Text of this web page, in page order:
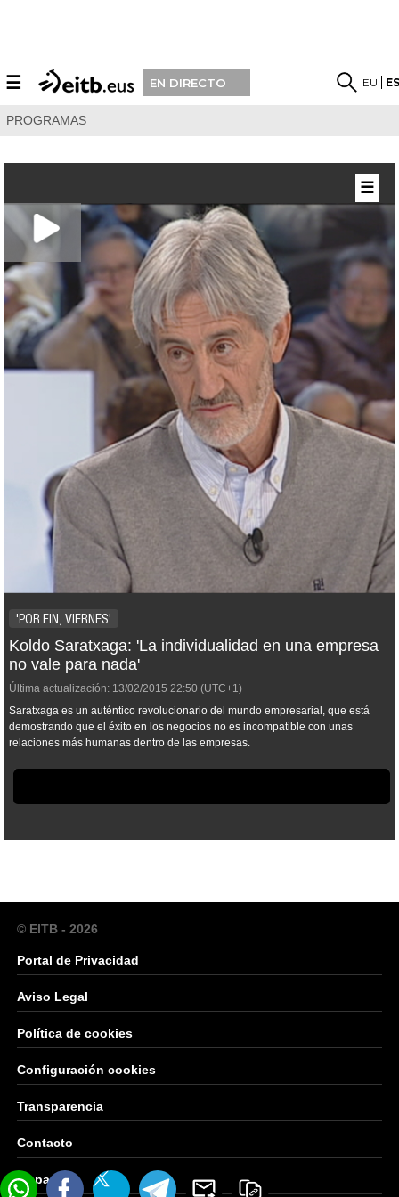
☰ EN DIRECTO EU
PROGRAMAS
'POR FIN, VIERNES'
Koldo Saratxaga: 'La individualidad en una empresa
no vale para nada'
Última actualización: 13/02/2015 22:50 (UTC+1)
Saratxaga es un auténtico revolucionario del mundo empresarial, que está
demostrando que el éxito en los negocios no es incompatible con unas
relaciones más humanas dentro de las empresas.
☰
© EITB - 2026
Portal de Privacidad
Aviso Legal
Política de cookies
Configuración cookies
Transparencia
Contacto
Mapa Web